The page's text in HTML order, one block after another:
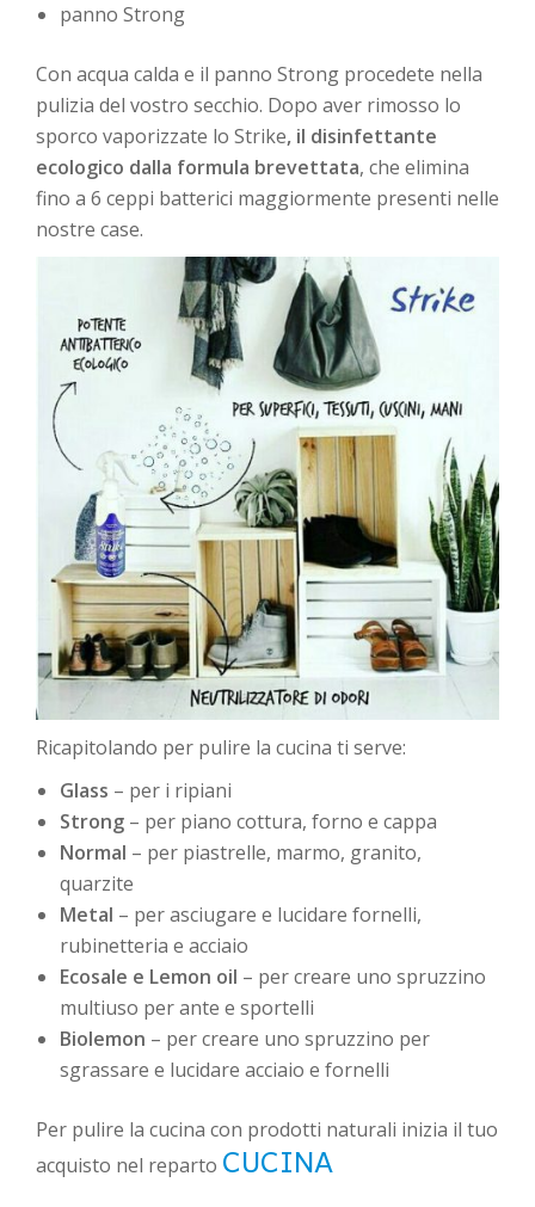
panno Strong
Con acqua calda e il panno Strong procedete nella
pulizia del vostro secchio. Dopo aver rimosso lo
sporco vaporizzate lo Strike, il disinfettante
ecologico dalla formula brevettata, che elimina
fino a 6 ceppi batterici maggiormente presenti nelle
nostre case.
Ricapitolando per pulire la cucina ti serve:
Glass – per i ripiani
Strong – per piano cottura, forno e cappa
Normal – per piastrelle, marmo, granito,
quarzite
Metal – per asciugare e lucidare fornelli,
rubinetteria e acciaio
Ecosale e Lemon oil – per creare uno spruzzino
multiuso per ante e sportelli
Biolemon – per creare uno spruzzino per
sgrassare e lucidare acciaio e fornelli
Per pulire la cucina con prodotti naturali inizia il tuo
acquisto nel reparto CUCINA